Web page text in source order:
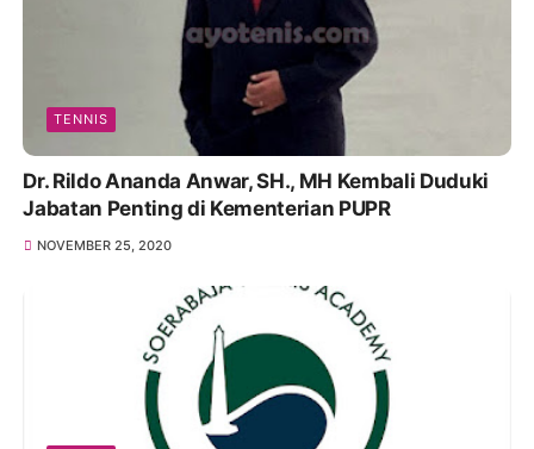
TENNIS
Dr. Rildo Ananda Anwar, SH., MH Kembali Duduki
Jabatan Penting di Kementerian PUPR
NOVEMBER 25, 2020